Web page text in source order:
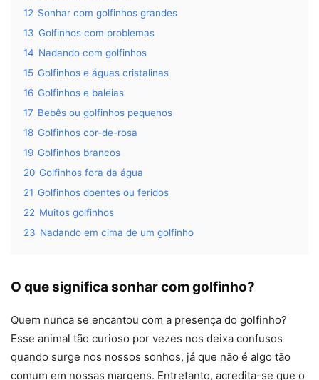
12 Sonhar com golfinhos grandes
13 Golfinhos com problemas
14 Nadando com golfinhos
15 Golfinhos e águas cristalinas
16 Golfinhos e baleias
17 Bebês ou golfinhos pequenos
18 Golfinhos cor-de-rosa
19 Golfinhos brancos
20 Golfinhos fora da água
21 Golfinhos doentes ou feridos
22 Muitos golfinhos
23 Nadando em cima de um golfinho
O que significa sonhar com golfinho?
Quem nunca se encantou com a presença do golfinho?
Esse animal tão curioso por vezes nos deixa confusos
quando surge nos nossos sonhos, já que não é algo tão
comum em nossas margens. Entretanto, acredita-se que o